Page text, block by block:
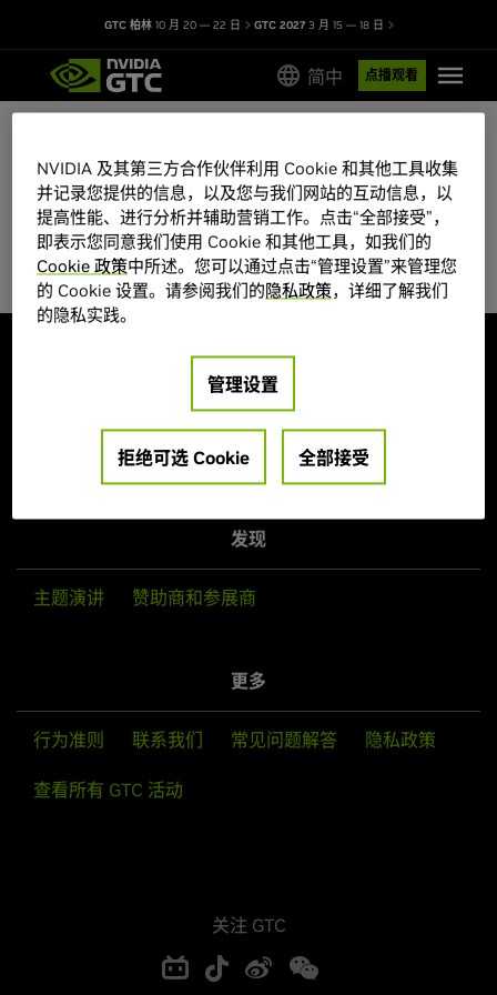
GTC 柏林10 月 20 — 22 日 GTC 20273 月 15 — 18 日
简中 点播观看
GTC 2026 会议目录
部分会议席位有限，先到先得。
海报展示 演讲嘉宾
创业公司和投资机构 培训和认证
发现
主题演讲 赞助商和参展商
更多
行为准则 联系我们 常见问题解答 隐私政策
查看所有 GTC 活动
关注 GTC
NVIDIA 及其第三方合作伙伴利用 Cookie 和其他工具收集
并记录您提供的信息，以及您与我们网站的互动信息，以
提高性能、进行分析并辅助营销工作。点击“全部接受”，
即表示您同意我们使用 Cookie 和其他工具，如我们的
Cookie 政策中所述。您可以通过点击“管理设置”来管理您
的 Cookie 设置。请参阅我们的隐私政策，详细了解我们
的隐私实践。
管理设置
拒绝可选 Cookie 全部接受